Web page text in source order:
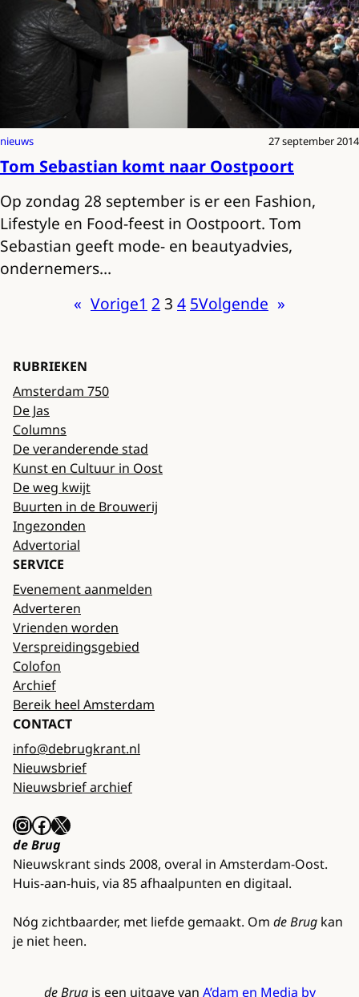
nieuws 27 september 2014
Tom Sebastian komt naar Oostpoort
Op zondag 28 september is er een Fashion,
Lifestyle en Food-feest in Oostpoort. Tom
Sebastian geeft mode- en beautyadvies,
ondernemers…
« Vorige1 2 3 4 5Volgende »
RUBRIEKEN
Amsterdam 750
De Jas
Columns
De veranderende stad
Kunst en Cultuur in Oost
De weg kwijt
Buurten in de Brouwerij
Ingezonden
Advertorial
SERVICE
Evenement aanmelden
Adverteren
Vrienden worden
Verspreidingsgebied
Colofon
Archief
Bereik heel Amsterdam
CONTACT
info@debrugkrant.nl
Nieuwsbrief
Nieuwsbrief archief
InstagramFacebook X
de Brug
Nieuwskrant sinds 2008, overal in Amsterdam-Oost.
Huis-aan-huis, via 85 afhaalpunten en digitaal.
Nóg zichtbaarder, met liefde gemaakt. Om de Brug kan
je niet heen.
de Brug is een uitgave van A’dam en Media bv